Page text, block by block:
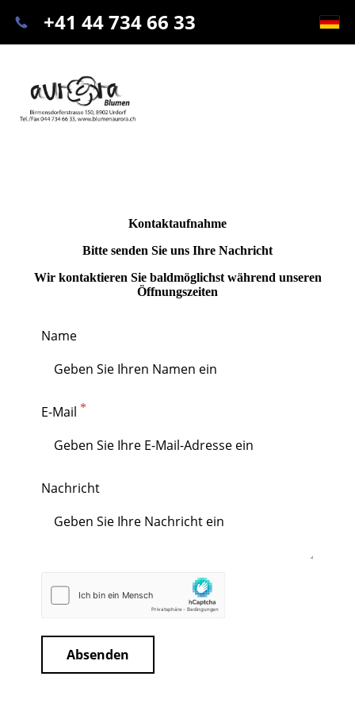
+41 44 734 66 33
Kontaktaufnahme
Bitte senden Sie uns Ihre Nachricht
Wir kontaktieren Sie baldmöglichst während unseren
Öffnungszeiten
Name
E-Mail
Nachricht
Absenden